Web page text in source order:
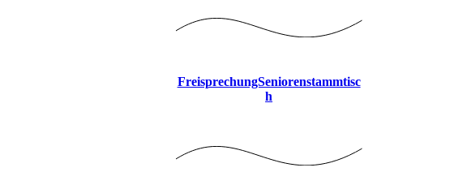
FreisprechungSeniorenstammtisc
h